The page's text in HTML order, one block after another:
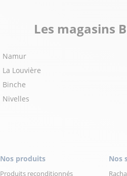
Les magasins
Namur
La Louvière
Binche
Nivelles
Nos produits
Produits reconditionnés
Nos